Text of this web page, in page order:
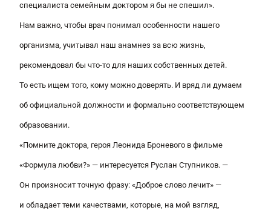
специалиста семейным докто­ром я бы не спешил».
Нам важно, чтобы врач понимал особенности нашего
организма, учитывал наш анамнез за всю жизнь,
рекомендовал бы что-то для наших собственных детей.
То есть ищем того, кому можно доверять. И вряд ли думаем
об официальной должности и формально соответствующем
образовании.
«Помните доктора, героя Леонида Броневого в фильме
«Формула любви?» — интересуется Руслан Ступников. —
Он произносит точную фразу: «Доброе слово лечит» —
и обладает теми качествами, которые, на мой взгляд,